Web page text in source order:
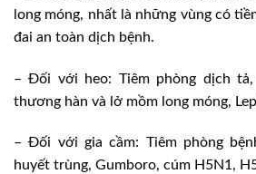
long móng, nhất là những vùng có
đai an toàn dịch bệnh.
– Đối với heo: Tiêm phòng dịch
thương hàn và lở mồm long móng,
– Đối với gia cầm: Tiêm phòng
huyết trùng, Gumboro, cúm H5N1,